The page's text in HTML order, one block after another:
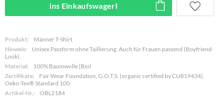
ins Einkaufswagerl
Produkt:
Männer T-Shirt
Hinweis:
Unisex Passform ohne Taillierung. Auch für Frauen passend (Boyfriend-
Look).
Material:
100% Baumwolle (Bio)
Zertifikate:
Fair Wear Foundation, G.O.T.S. (organic certified by CU819434),
Oeko-Tex® Standard 100
Artikel-Nr.:
OBL2184